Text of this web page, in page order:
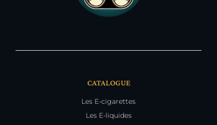
CATALOGUE
Les E-cigarettes
Les E-liquides